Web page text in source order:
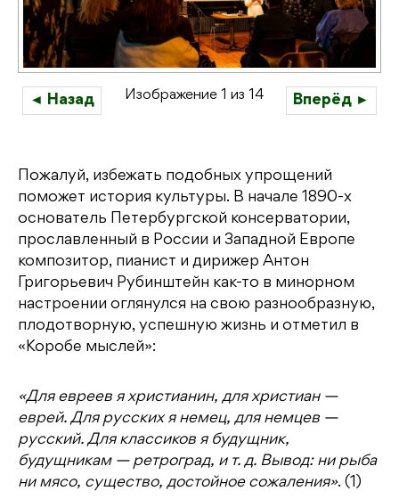
◄ Назад Вперёд ►
Изображение 1 из 14
Пожалуй, избежать подобных упрощений
поможет история культуры. В начале 1890-х
основатель Петербургской консерватории,
прославленный в России и Западной Европе
композитор, пианист и дирижер Антон
Григорьевич Рубинштейн как-то в минорном
настроении оглянулся на свою разнообразную,
плодотворную, успешную жизнь и отметил в
«Коробе мыслей»:
«Для евреев я христианин, для христиан —
еврей. Для русских я немец, для немцев —
русский. Для классиков я будущник,
будущникам — ретроград, и т. д. Вывод: ни рыба
ни мясо, существо, достойное сожаления». (1)